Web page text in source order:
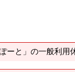
ーと」の一般利用